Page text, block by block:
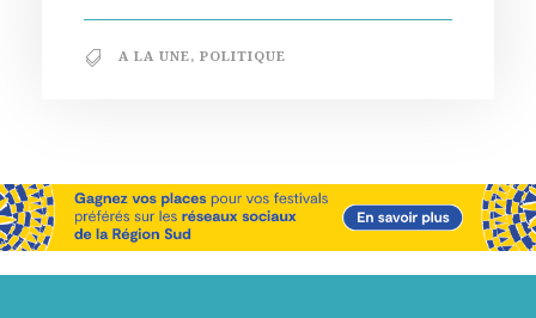
A LA UNE, POLITIQUE